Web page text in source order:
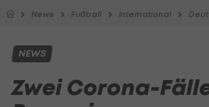
News Fußball International
NEWS
Zwei Corona-